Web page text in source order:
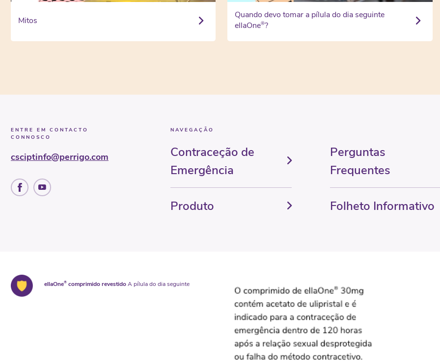
Mitos
Quando devo tomar a pílula do dia seguinte
ellaOne®?
ENTRE EM CONTACTO
CONNOSCO
csciptinfo@perrigo.com
NAVEGAÇÃO
Contraceção de
Emergência
Produto
Perguntas
Frequentes
Folheto Informativo
ellaOne® comprimido revestidoA pílula do dia seguinte